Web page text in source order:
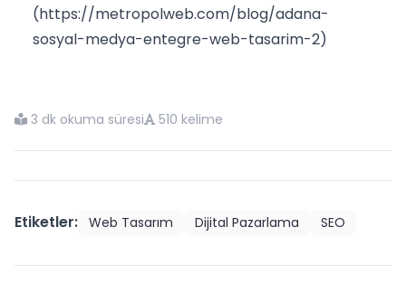
(https://metropolweb.com/blog/adana-
sosyal-medya-entegre-web-tasarim-2)
3 dk okuma süresi 510 kelime
Etiketler: Web Tasarım Dijital Pazarlama SEO